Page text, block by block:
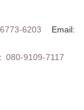
6203 Email:
080-9109-7117